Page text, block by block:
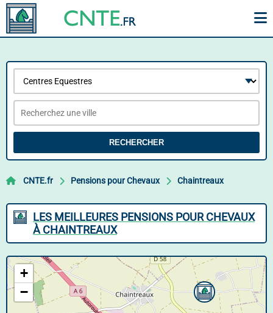
RECHERCHER
CNTE.fr Pensions pour Chevaux Chaintreaux
LES MEILLEURES PENSIONS POUR CHEVAUX
À CHAINTREAUX
+
−